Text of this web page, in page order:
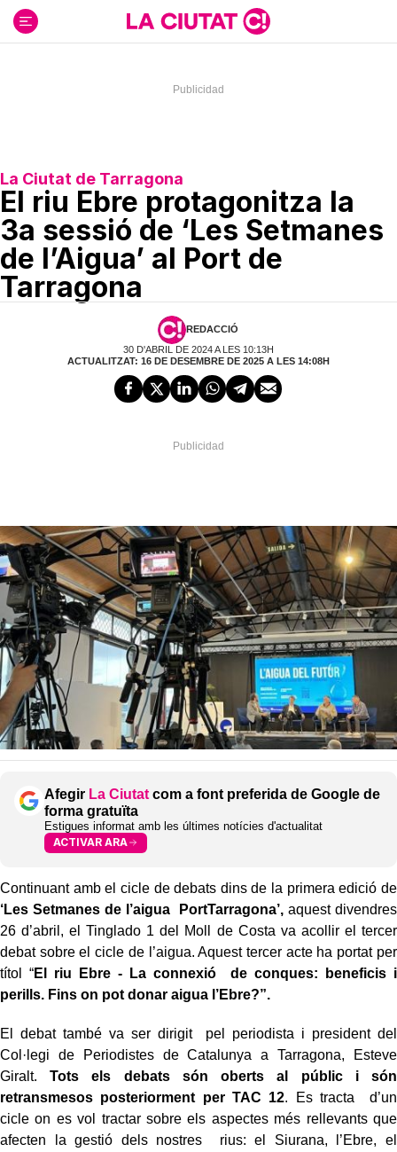
contenido
La Ciutat de Tarragona
El riu Ebre protagonitza la
3a sessió de ‘Les Setmanes
de l’Aigua’ al Port de
Tarragona
REDACCIÓ
30 D'ABRIL DE 2024 A LES 10:13H
ACTUALITZAT: 16 DE DESEMBRE DE 2025 A LES 14:08H
Afegir La Ciutat com a font preferida de Google de
forma gratuïta
Estigues informat amb les últimes notícies d'actualitat
ACTIVAR ARA
Continuant amb el cicle de debats dins de la primera edició de
‘Les Setmanes de l’aigua PortTarragona’,aquest divendres
26 d’abril, el Tinglado 1 del Moll de Costa va acollir el tercer
debat sobre el cicle de l’aigua. Aquest tercer acte ha portat per
títol “El riu Ebre - La connexió de conques: beneficis i
perills. Fins on pot donar aigua l’Ebre?”.
El debat també va ser dirigit pel periodista i president del
Col·legi de Periodistes de Catalunya a Tarragona, Esteve
Giralt.Tots els debats són oberts al públic i són
retransmesos posteriorment per TAC 12. Es tracta d’un
cicle on es vol tractar sobre els aspectes més rellevants que
afecten la gestió dels nostres rius: el Siurana, l’Ebre, el